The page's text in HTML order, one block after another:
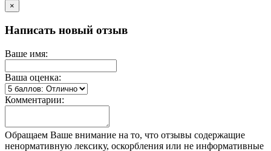
×
Написать новый отзыв
Ваше имя:
Ваша оценка:
Комментарии:
Обращаем Ваше внимание на то, что отзывы содержащие
ненормативную лексику, оскорбления или не информативные